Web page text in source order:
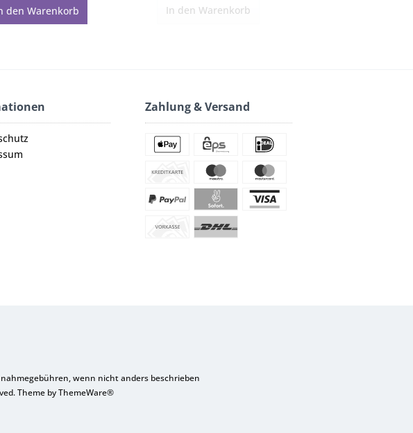
den Warenkorb In den Warenkorb
Zahlung & Versand
wenn nicht anders beschrieben
Theme byThemeWare®